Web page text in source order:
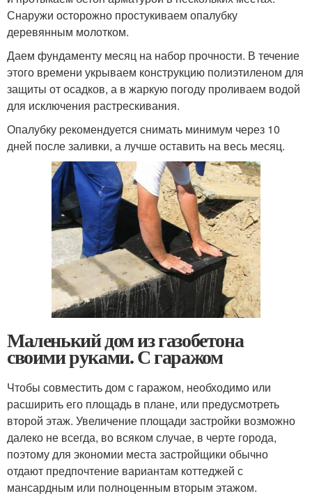
Снаружи осторожно простукиваем опалубку
деревянным молотком.
Даем фундаменту месяц на набор прочности. В течение
этого времени укрываем конструкцию полиэтиленом для
защиты от осадков, а в жаркую погоду проливаем водой
для исключения растрескивания.
Опалубку рекомендуется снимать минимум через 10
дней после заливки, а лучше оставить на весь месяц.
Маленький дом из газобетона
своими руками. С гаражом
Чтобы совместить дом с гаражом, необходимо или
расширить его площадь в плане, или предусмотреть
второй этаж. Увеличение площади застройки возможно
далеко не всегда, во всяком случае, в черте города,
поэтому для экономии места застройщики обычно
отдают предпочтение вариантам коттеджей с
мансардным или полноценным вторым этажом.